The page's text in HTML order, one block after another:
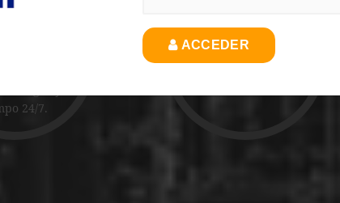
24/7.
03.
Reporte en linea y en
ACCEDER